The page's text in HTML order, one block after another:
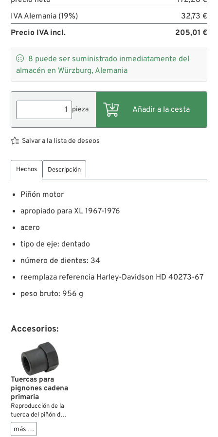
IVA Alemania (19%)
32,73 €
Precio IVA incl.
205,01 €
 8 puede ser suministrado inmediatamente del
almacén en Würzburg, Alemania
pieza
Salvar a la lista de deseos
Hechos Descripción
Piñón motor
apropiado para XL 1967-1976
acero
tipo de eje: dentado
número de dientes: 34
reemplaza referencia Harley-Davidson HD 40273-67
peso bruto: 956 g
Accesorios:
Tuercas para
pignones cadena
primaria
Reproducción de la
tuerca del piñón de
motor original de
Harley. Aprietan el
más …